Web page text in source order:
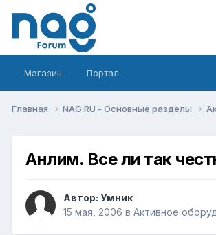
Магазин Портал
Главная NAG.RU - Основные разделы
Анлим. Все ли так
Автор: Умник
15 мая, 2006 в Активное